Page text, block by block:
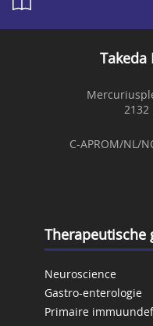
Takeda
2132
C-APROM/NL/
Therapeutische
Neuroscience
Gastro-enterologie
Primaire